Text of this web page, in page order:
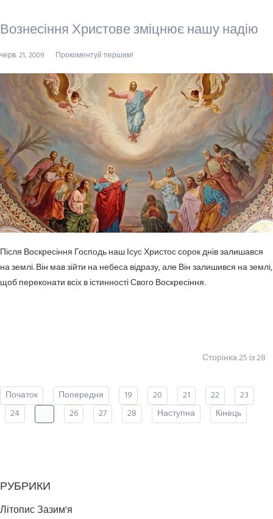
Вознесіння Христове зміцнює нашу надію
черв. 21, 2009 Прокоментуй першим!
Після Воскресіння Господь наш Ісус Христос сорок днів залишався
на землі. Він мав зійти на небеса відразу, але Він залишився на землі,
щоб переконати всіх в істинності Свого Воскресіння.
Сторінка 25 із 28
Початок Попередня 19 20 21 22
23
24
26 27 28 Наступна Кінець
РУБРИКИ
Літопис Зазим'я